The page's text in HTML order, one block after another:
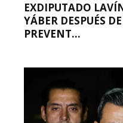
EXDIPUTADO
YÁBER DESPUÉS
PREVENT...